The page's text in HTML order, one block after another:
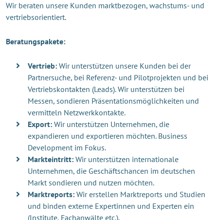
Wir beraten unsere Kunden marktbezogen, wachstums- und
vertriebsorientiert.
Beratungspakete:
Vertrieb: Wir unterstützen unsere Kunden bei der
Partnersuche, bei Referenz- und Pilotprojekten und bei
Vertriebskontakten (Leads). Wir unterstützen bei
Messen, sondieren Präsentationsmöglichkeiten und
vermitteln Netzwerkkontakte.
Export: Wir unterstützen Unternehmen, die
expandieren und exportieren möchten. Business
Development im Fokus.
Markteintritt: Wir unterstützen internationale
Unternehmen, die Geschäftschancen im deutschen
Markt sondieren und nutzen möchten.
Marktreports: Wir erstellen Marktreports und Studien
und binden externe Expertinnen und Experten ein
(Institute, Fachanwälte etc.).